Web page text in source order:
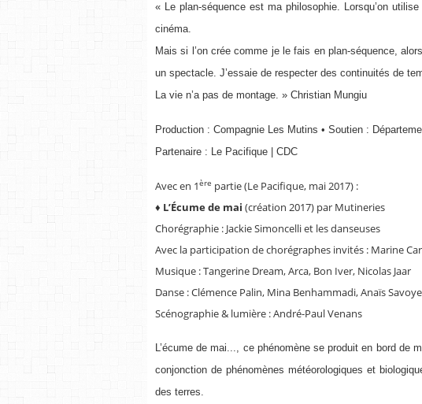
« Le plan-séquence est ma philosophie. Lorsqu’on
cinéma.
Mais si l’on crée comme je le fais en plan-séquence,
un spectacle. J’essaie de respecter des continuités de
La vie n’a pas de montage. » Christian Mungiu
Production : Compagnie Les Mutins • Soutien :
Partenaire : Le Pacifique | CDC
Avec en 1ère partie (Le Pacifique, mai 2017) :
♦ L’Écume de mai (création 2017) par Mutineries
Chorégraphie : Jackie Simoncelli et les danseuses
Avec la participation de chorégraphes invités : Marine
Musique : Tangerine Dream, Arca, Bon Iver, Nicolas Jaar
Danse : Clémence Palin, Mina Benhammadi, Anaïs Savoye
Scénographie & lumière : André-Paul Venans
L’écume de mai..., ce phénomène se produit en bord de
conjonction de phénomènes météorologiques et
des terres.